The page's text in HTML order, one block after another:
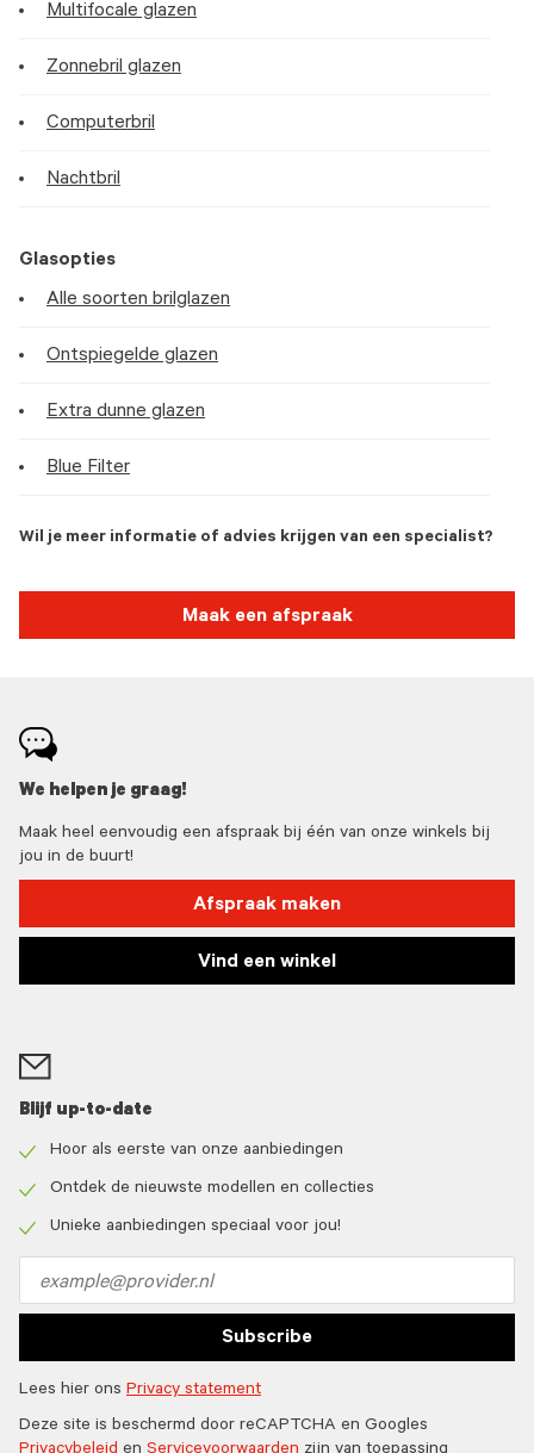
Multifocale glazen
Zonnebril glazen
Computerbril
Nachtbril
Glasopties
Alle soorten brilglazen
Ontspiegelde glazen
Extra dunne glazen
Blue Filter
Wil je meer informatie of advies krijgen van een specialist?
Maak een afspraak
We helpen je graag!
Maak heel eenvoudig een afspraak bij één van onze winkels bij
jou in de buurt!
Afspraak maken
Vind een winkel
Blijf up-to-date
icon
Hoor als eerste van onze aanbiedingen
icon
Ontdek de nieuwste modellen en collecties
Unieke aanbiedingen speciaal voor jou!
address
Subscribe
Lees hier ons Privacy statement
Deze site is beschermd door reCAPTCHA en Googles